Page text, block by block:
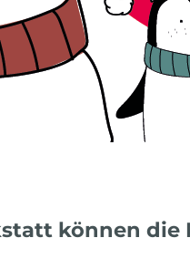
können die